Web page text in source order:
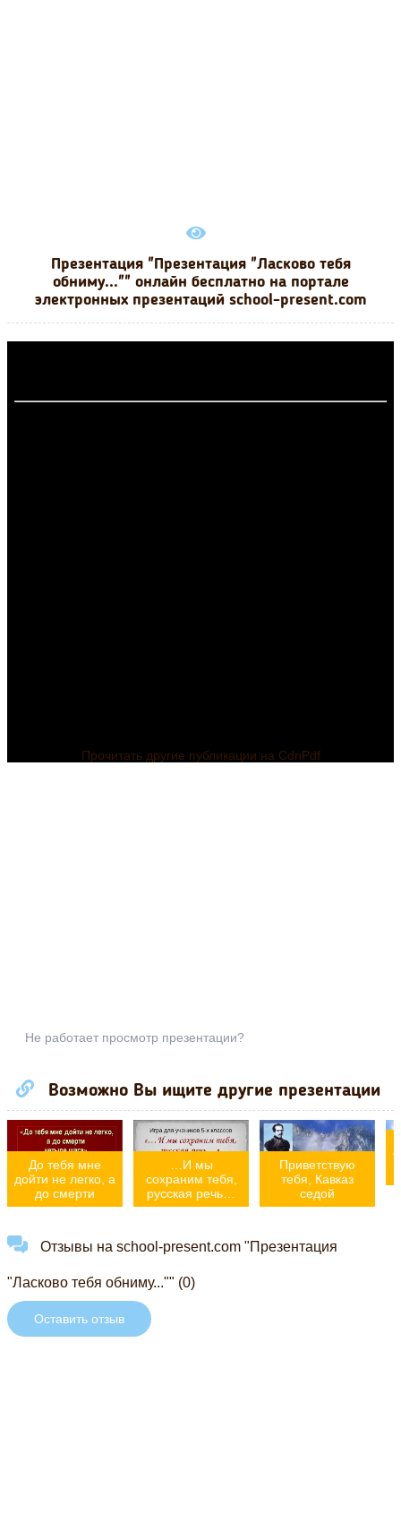
Презентация "Презентация "Ласково тебя
обниму..."" онлайн бесплатно на портале
электронных презентаций school-present.com
Прочитать другие публикации на CdnPdf
Не работает просмотр презентации?
Возможно Вы ищите другие презентации
До тебя мне
дойти не легко, а
до смерти
…И мы
сохраним тебя,
русская речь…
Приветствую
тебя, Кавказ
седой
Отзывы на school-present.com "Презентация
"Ласково тебя обниму..."" (0)
Оставить отзыв